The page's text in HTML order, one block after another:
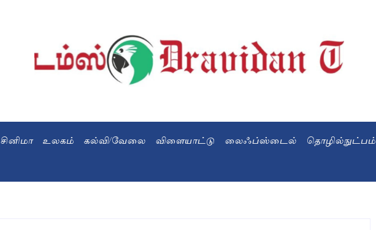
சினிமா உலகம் கல்வி/வேலை விளையாட்டு லைஃப்ஸ்டைல் தொழில்நுட்பம்